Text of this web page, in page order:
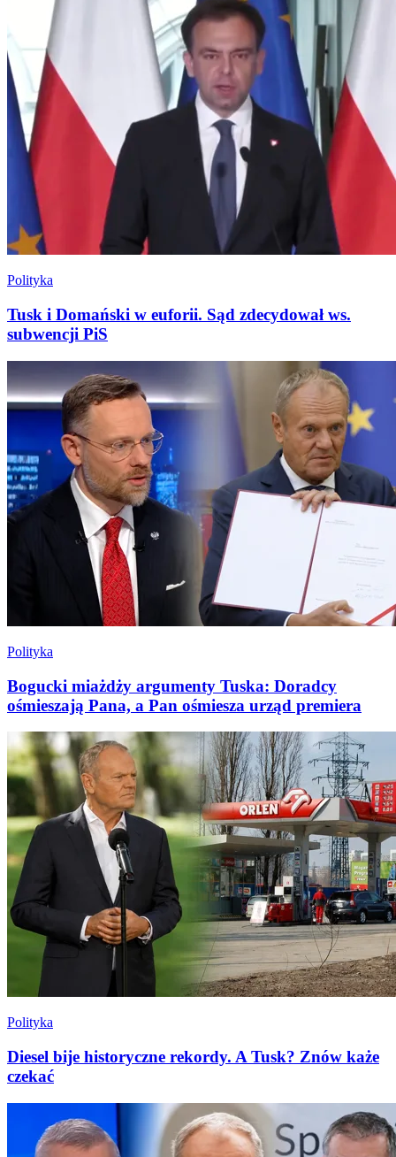
Polityka
Tusk i Domański w euforii. Sąd zdecydował ws.
subwencji PiS
Polityka
Bogucki miażdży argumenty Tuska: Doradcy
ośmieszają Pana, a Pan ośmiesza urząd premiera
Polityka
Diesel bije historyczne rekordy. A Tusk? Znów każe
czekać